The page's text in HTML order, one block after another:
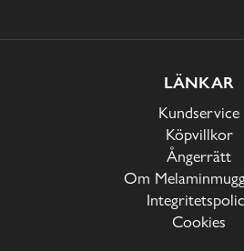
LÄNKAR
Kundservice
Köpvillkor
Ångerrätt
Om
Cookies